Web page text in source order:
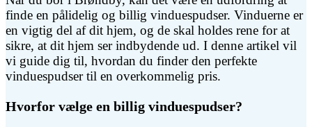
finde en pålidelig og billig vinduespudser. Vinduerne er
en vigtig del af dit hjem, og de skal holdes rene for at
sikre, at dit hjem ser indbydende ud. I denne artikel vil
vi guide dig til, hvordan du finder den perfekte
vinduespudser til en overkommelig pris.
Hvorfor vælge en billig vinduespudser?